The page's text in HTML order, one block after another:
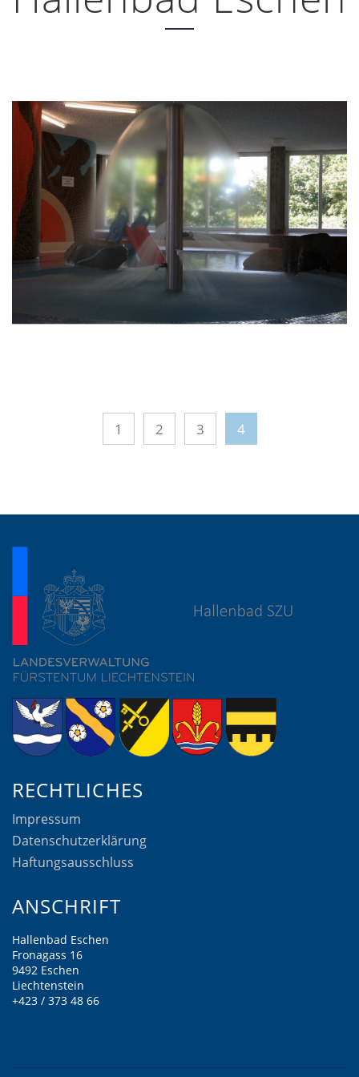
1 2 3 4
RECHTLICHES
Impressum
Datenschutzerklärung
Haftungsausschluss
ANSCHRIFT
Hallenbad Eschen
Fronagass 16
9492 Eschen
Liechtenstein
+423 / 373 48 66